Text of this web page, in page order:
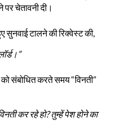
चेतावनी दी।
टालने की रिक्वेस्ट की,
संबोधित करते समय “विनती”
कर रहे हो? तुम्हें पेश होने का